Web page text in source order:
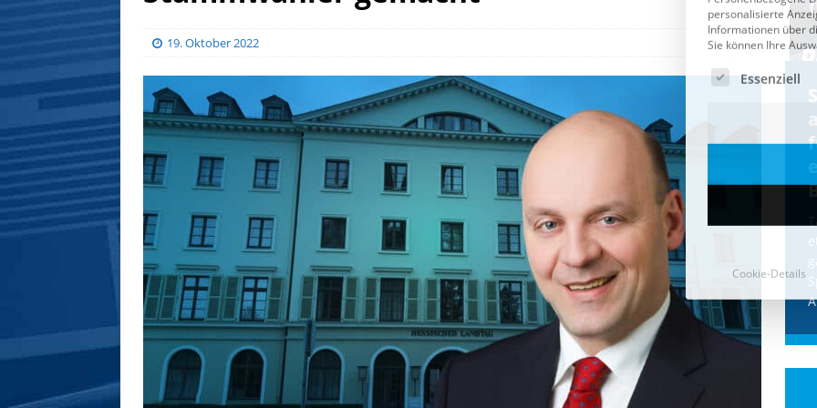
19. Oktober 2022
CDU & Ampel wollen nach
der Wahl wieder Afghanen
einfliegen: Zeit für ein
Asylmoratorium!
Die Bundesregierung und die CDU
halten die Wähler für dumm! Weil die
Stimmung wegen der von Afghanen
verübten Anschläge kippte, wurden die
Flüge vor der[...]
Cookie-Details